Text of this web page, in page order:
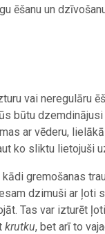
ēšanu un
vai neregulāru
būtu
ar vēderu,
ko sliktu lietojuši
gremošanas
dzimuši ar ļoti
Tas var izturēt
krutku, bet arī to